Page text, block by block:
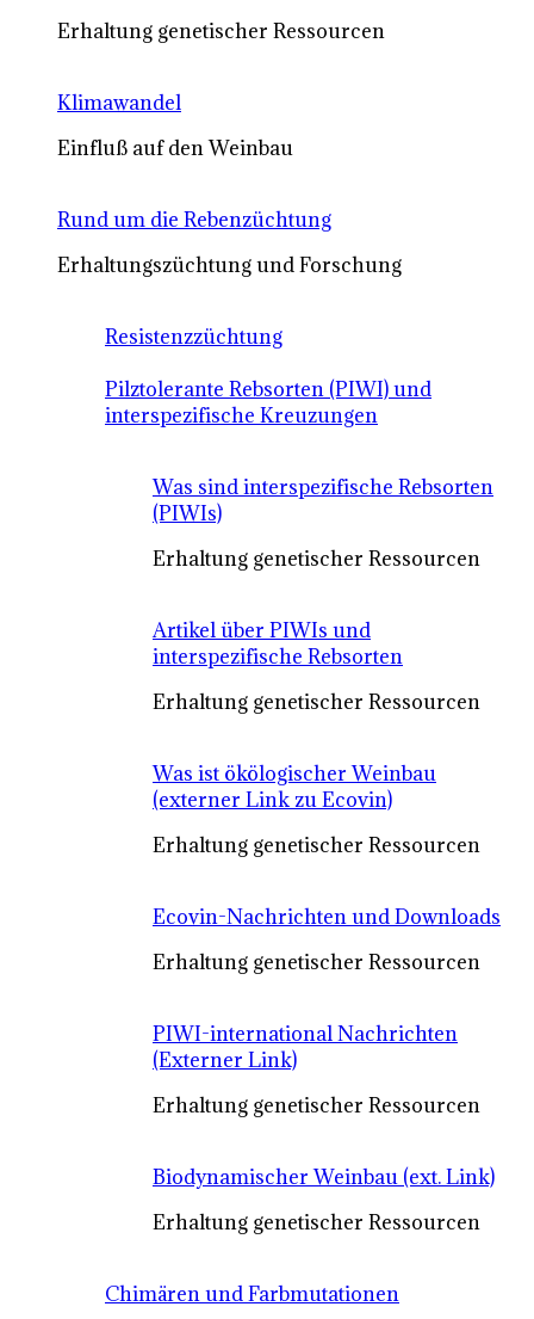
Erhaltung genetischer Ressourcen
Klimawandel
Einfluß auf den Weinbau
Rund um die Rebenzüchtung
Erhaltungszüchtung und Forschung
Resistenzzüchtung
Pilztolerante Rebsorten (PIWI) und
interspezifische Kreuzungen
Was sind interspezifische Rebsorten
(PIWIs)
Erhaltung genetischer Ressourcen
Artikel über PIWIs und
interspezifische Rebsorten
Erhaltung genetischer Ressourcen
Was ist ökölogischer Weinbau
(externer Link zu Ecovin)
Erhaltung genetischer Ressourcen
Ecovin-Nachrichten und Downloads
Erhaltung genetischer Ressourcen
PIWI-international Nachrichten
(Externer Link)
Erhaltung genetischer Ressourcen
Biodynamischer Weinbau (ext. Link)
Erhaltung genetischer Ressourcen
Chimären und Farbmutationen